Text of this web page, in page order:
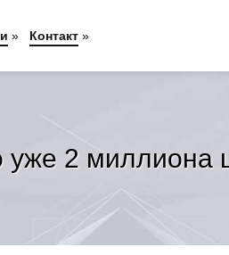
2 миллиона
» Контакт »